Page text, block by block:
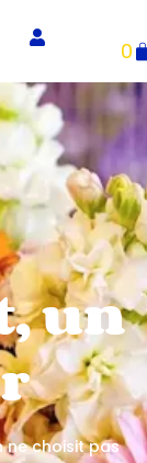
0
un
ne choisit pas